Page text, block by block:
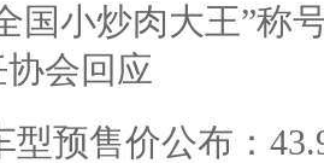
国小炒肉大王”称
会回应
型预售价公布：